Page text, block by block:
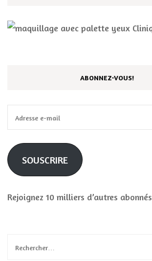
ABONNEZ-VOUS!
e-
mail
SOUSCRIRE
Rejoignez 10 milliers d’autres abonnés
Rechercher :